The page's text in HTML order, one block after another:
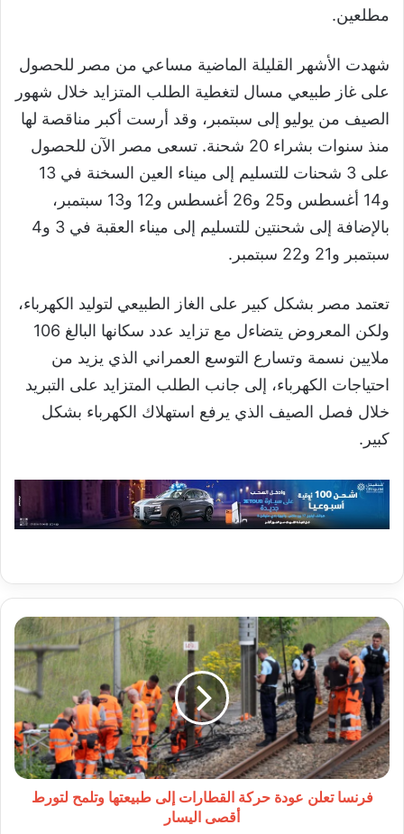
مطلعين.
شهدت الأشهر القليلة الماضية مساعي من مصر للحصول
على غاز طبيعي مسال لتغطية الطلب المتزايد خلال شهور
الصيف من يوليو إلى سبتمبر، وقد أرست أكبر مناقصة لها
منذ سنوات بشراء 20 شحنة. تسعى مصر الآن للحصول
على 3 شحنات للتسليم إلى ميناء العين السخنة في 13
و14 أغسطس و25 و26 أغسطس و12 و13 سبتمبر،
بالإضافة إلى شحنتين للتسليم إلى ميناء العقبة في 3 و4
سبتمبر و21 و22 سبتمبر.
تعتمد مصر بشكل كبير على الغاز الطبيعي لتوليد الكهرباء،
ولكن المعروض يتضاءل مع تزايد عدد سكانها البالغ 106
ملايين نسمة وتسارع التوسع العمراني الذي يزيد من
احتياجات الكهرباء، إلى جانب الطلب المتزايد على التبريد
خلال فصل الصيف الذي يرفع استهلاك الكهرباء بشكل
كبير.
فرنسا
تعلن
عودة
حركة
القطارات
إلى
طبيعتها
وتلمح
لتورط
أقصىفرنسا تعلن عودة حركة القطارات إلى طبيعتها وتلمح لتورط
أقصى اليسار